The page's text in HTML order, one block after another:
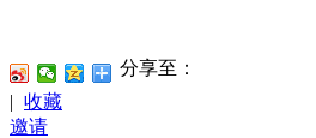
分享至：
| 收藏
邀请